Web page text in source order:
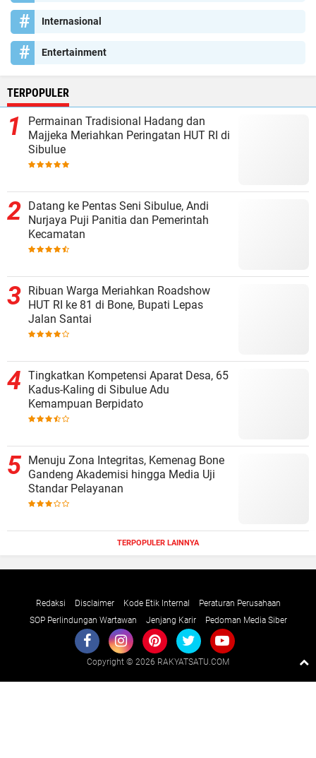
Internasional
Entertainment
TERPOPULER
Permainan Tradisional Hadang dan
Majjeka Meriahkan Peringatan HUT RI di
Sibulue
Datang ke Pentas Seni Sibulue, Andi
Nurjaya Puji Panitia dan Pemerintah
Kecamatan
Ribuan Warga Meriahkan Roadshow
HUT RI ke 81 di Bone, Bupati Lepas
Jalan Santai
Tingkatkan Kompetensi Aparat Desa, 65
Kadus-Kaling di Sibulue Adu
Kemampuan Berpidato
Menuju Zona Integritas, Kemenag Bone
Gandeng Akademisi hingga Media Uji
Standar Pelayanan
TERPOPULER LAINNYA
Redaksi Disclaimer Kode Etik Internal
Peraturan Perusahaan
SOP Perlindungan Wartawan
Jenjang Karir Pedoman Media Siber
Copyright © 2026 RAKYATSATU.COM
Raushan